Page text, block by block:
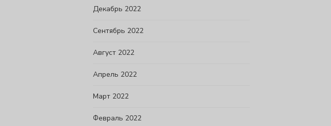
Декабрь 2022
Сентябрь 2022
Август 2022
Апрель 2022
Март 2022
Февраль 2022